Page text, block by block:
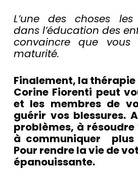
L’une des choses
dans l’éducation des
convaincre que
maturité.
Finalement, la
Corine Fiorenti peut
et les membres de
guérir vos blessures.
problèmes, à
à communiquer plus
Pour rendre la vie de
épanouissante.